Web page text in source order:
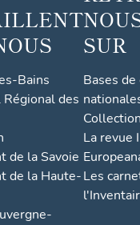
comm
une
Bains
des
de la Savoie
de la Haute-
SUR
Bases
La revue
Les